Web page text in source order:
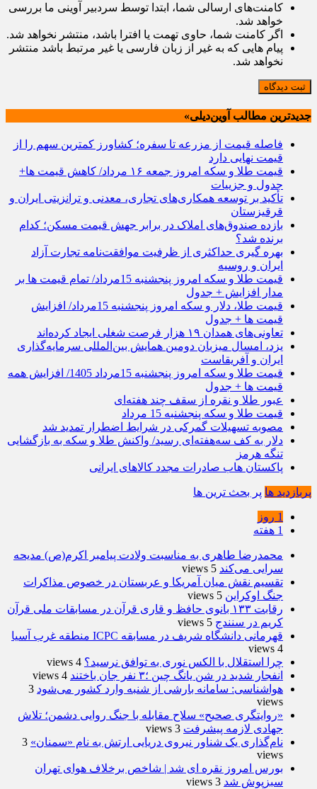
کامنت‌های ارسالی شما، ابتدا توسط سردبیر آوینی ما بررسی
خواهد شد.
اگر کامنت شما، حاوی تهمت یا افترا باشد، منتشر نخواهد شد.
پیام هایی که به غیر از زبان فارسی یا غیر مرتبط باشد منتشر
نخواهد شد.
ثبت دیدگاه
جدیدترین مطالب آوین‌دیلی»
فاصله قیمت از مزرعه تا سفره؛ کشاورز کمترین سهم را از
قیمت نهایی دارد
قیمت طلا و سکه امروز جمعه ۱۶ مرداد/ کاهش قیمت ها+
جدول و جزییات
تأکید بر توسعه همکاری‌های تجاری، معدنی و ترانزیتی ایران و
قرقیزستان
بازده صندوق‌های املاک در برابر جهش قیمت مسکن؛ کدام
برنده شد؟
بهره گیری حداکثری از ظرفیت موافقت‌نامه تجارت آزاد
ایران و روسیه
قیمت طلا و سکه امروز پنجشنبه 15مرداد/ تمام قیمت ها بر
مدار افزایش + جدول
قیمت طلا، دلار و سکه امروز پنجشنبه 15مرداد/ افزایش
قیمت ها + جدول
تعاونی‌های همدان ۱۹ هزار فرصت شغلی ایجاد کرده‌اند
یزد، امسال میزبان دومین همایش بین‌المللی سرمایه‌گذاری
ایران و آفریقاست
قیمت طلا و سکه امروز پنجشنبه 15مرداد 1405/ افزایش همه
قیمت ها + جدول
عبور طلا و نقره از سقف چند هفته‌ای
قیمت طلا و سکه پنجشنبه 15 مرداد
مصوبه تسهیلات گمرکی در شرایط اضطرار تمدید شد
دلار به کف سه‌هفته‌ای رسید/ واکنش طلا و سکه به بازگشایی
تنگه هرمز
پاکستان هاب صادرات مجدد کالاهای ایرانی
پربازدید ها پر بحث ترین ها
1 روز
1 هفته
محمدرضا طاهری به مناسبت ولادت پیامبر اکرم(ص) مدیحه
سرایی می‌کند 5 views
تقسیم نقش میان آمریکا و عربستان در خصوص مذاکرات
جنگ اوکراین 5 views
رقابت ۱۳۳ بانوی حافظ و قاری قرآن در مسابقات ملی قرآن
کریم در سنندج 5 views
قهرمانی دانشگاه شریف در مسابقه ICPC منطقه غرب آسیا
4 views
چرا استقلال با الکس نوری به توافق نرسید؟ 4 views
انفجار شدید در شن یانگ چین ؛۳ نفر جان باختند
4 views
هواشناسی: سامانه بارشی از شنبه وارد کشور می‌شود 3
views
«روایتگری صحیح» سلاح مقابله با جنگ روایی دشمن؛ تلاش
جهادی لازمه پیشرفت 3 views
نام‌گذاری یک شناور نیروی دریایی ارتش به نام «سمنان» 3
views
بورس امروز نقره ای شد | شاخص برخلاف هوای تهران
سبزپوش شد 3 views